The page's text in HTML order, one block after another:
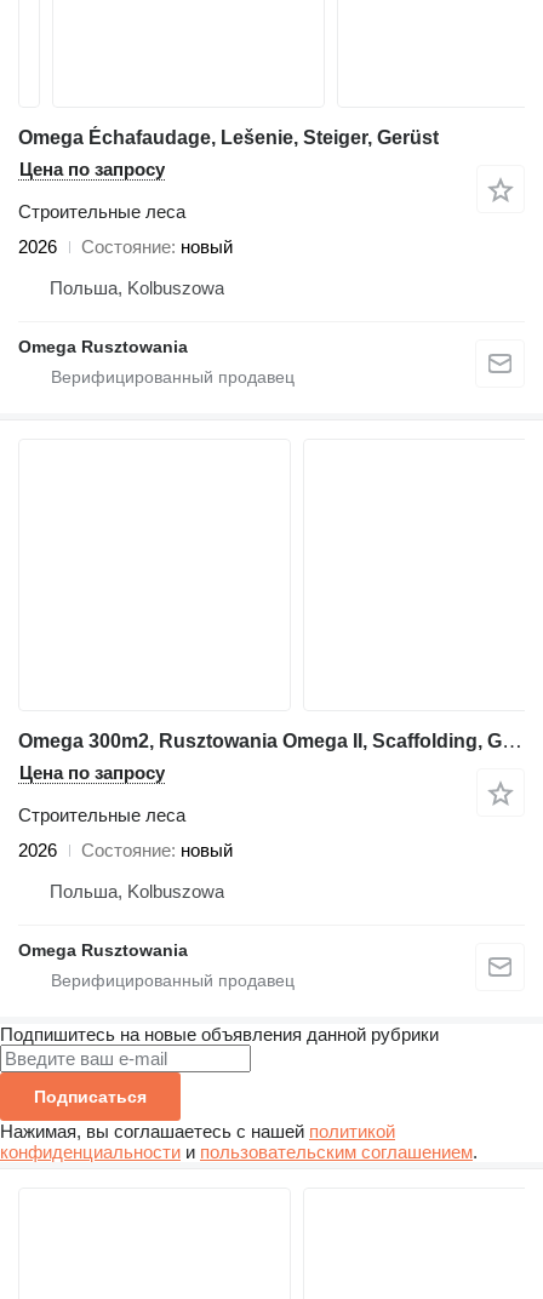
Omega Échafaudage, Lešenie, Steiger, Gerüst
Цена по запросу
Строительные леса
2026
Состояние новый
Польша, Kolbuszowa
Omega Rusztowania
Omega 300m2, Rusztowania Omega II, Scaffolding, Gerust, Skele, Steiger
Цена по запросу
Строительные леса
2026
Состояние новый
Польша, Kolbuszowa
Omega Rusztowania
Подпишитесь на новые объявления данной рубрики
Подписаться
Нажимая, вы соглашаетесь с нашей политикой
конфиденциальности и пользовательским соглашением.